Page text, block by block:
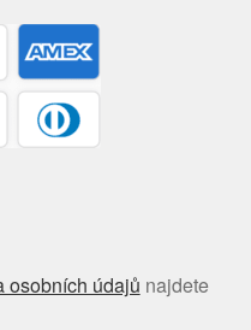
osobních údajů najdete